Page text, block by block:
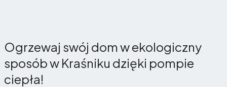
Ogrzewaj swój dom w ekologiczny
sposób w Kraśniku dzięki pompie
ciepła!